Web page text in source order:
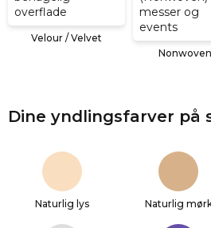
Velour / Velvet
Nonwoven
Dine yndlingsfarver på
Naturlig lys Naturlig